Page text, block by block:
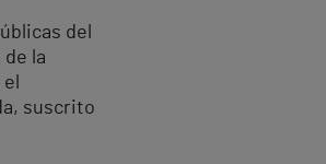
del
la
suscrito